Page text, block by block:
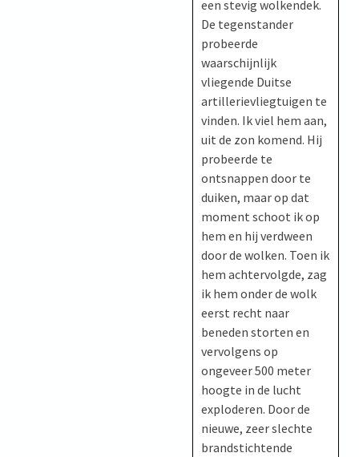
een stevig wolkendek.
De tegenstander
probeerde
waarschijnlijk
vliegende Duitse
artillerievliegtuigen te
vinden. Ik viel hem aan,
uit de zon komend. Hij
probeerde te
ontsnappen door te
duiken, maar op dat
moment schoot ik op
hem en hij verdween
door de wolken. Toen ik
hem achtervolgde, zag
ik hem onder de wolk
eerst recht naar
beneden storten en
vervolgens op
ongeveer 500 meter
hoogte in de lucht
exploderen. Door de
nieuwe, zeer slechte
brandstichtende